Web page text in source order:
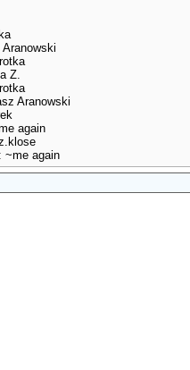
Z.
Aranowski
again
~me again